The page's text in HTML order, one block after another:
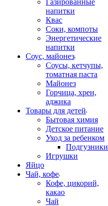
Газированные
напитки
Квас
Соки, компоты
Энергетические
напитки
Соус, майонез
Соусы, кетчупы,
томатная паста
Майонез
Горчица, хрен,
аджика
Товары для детей
Бытовая химия
Детское питание
Уход за ребенком
Подгузники
Игрушки
Яйцо
Чай, кофе
Кофе, цикорий,
какао
Чай